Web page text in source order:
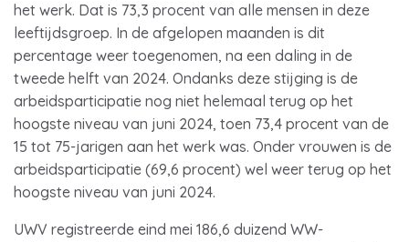
het werk. Dat is 73,3 procent van alle mensen in deze
leeftijdsgroep. In de afgelopen maanden is dit
percentage weer toegenomen, na een daling in de
tweede helft van 2024. Ondanks deze stijging is de
arbeidsparticipatie nog niet helemaal terug op het
hoogste niveau van juni 2024, toen 73,4 procent van de
15 tot 75-jarigen aan het werk was. Onder vrouwen is de
arbeidsparticipatie (69,6 procent) wel weer terug op het
hoogste niveau van juni 2024.
UWV registreerde eind mei 186,6 duizend WW-